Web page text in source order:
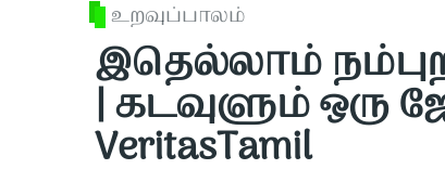
உறவுப்பாலம்
இதெல்லாம்
| கடவுளும் ஒரு
VeritasTamil